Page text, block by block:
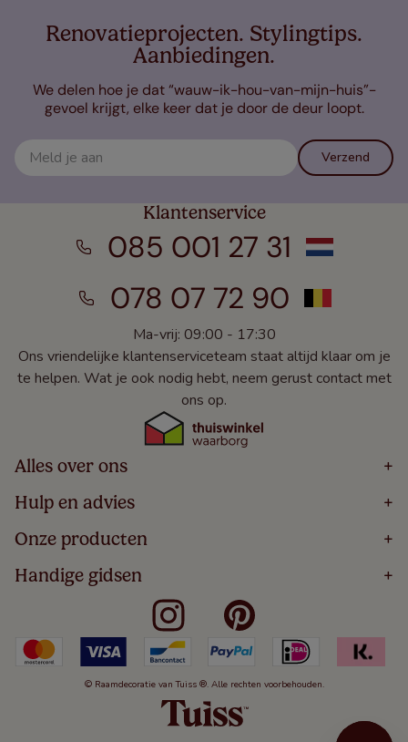
Renovatieprojecten. Stylingtips.
Aanbiedingen.
We delen hoe je dat “wauw-ik-hou-van-mijn-huis”-
gevoel krijgt, elke keer dat je door de deur loopt.
Verzend
Klantenservice
085 001 27 31
078 07 72 90
Ma-vrij: 09:00 - 17:30
Ons vriendelijke klantenserviceteam staat altijd klaar om je
te helpen. Wat je ook nodig hebt, neem gerust contact met
ons op.
Alles over ons +
Home
Over
Bestellen
Winacties
Veelgestelde Vragen
Hulp en advies +
Volg Je Bestelling
Levering
5 Jaar Garantie
Algemene Voorwaarden
Kindveiligheid
Cookies
Herroepingsrecht
Onze producten +
Houten Jaloezieën
Rolgordijnen
Verticale Jaloezieën
Duo Rolgordijnen
Duo Plisségordijnen
Handige gidsen +
Meten Voor Raamdecoratie
Badkamer Raamdecoratie
Slaapkamer Raamdecoratie
Keuken Raamdecoratie
De Jaloezieën Gids
Jaloezieënwoordenboek
© Raamdecoratie van Tuiss ®. Alle rechten voorbehouden.